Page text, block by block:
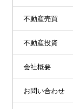
不動産売買
不動産投資
会社概要
お問い合わせ